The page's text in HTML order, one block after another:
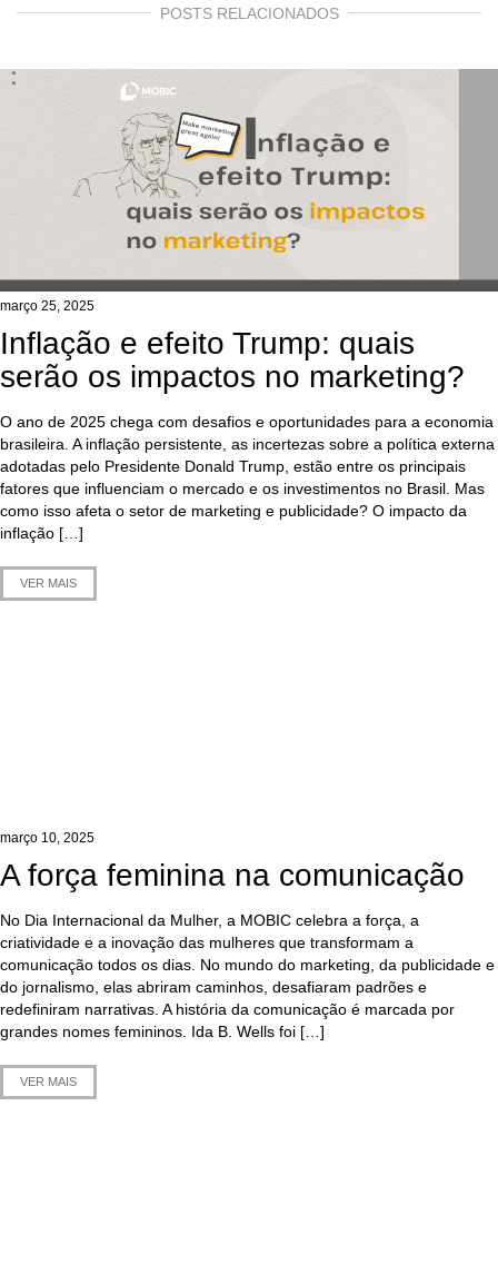
POSTS RELACIONADOS
março 25, 2025
Inflação e efeito Trump: quais
serão os impactos no marketing?
O ano de 2025 chega com desafios e oportunidades para a economia
brasileira. A inflação persistente, as incertezas sobre a política externa
adotadas pelo Presidente Donald Trump, estão entre os principais
fatores que influenciam o mercado e os investimentos no Brasil. Mas
como isso afeta o setor de marketing e publicidade? O impacto da
inflação […]
VER MAIS
março 10, 2025
A força feminina na comunicação
No Dia Internacional da Mulher, a MOBIC celebra a força, a
criatividade e a inovação das mulheres que transformam a
comunicação todos os dias. No mundo do marketing, da publicidade e
do jornalismo, elas abriram caminhos, desafiaram padrões e
redefiniram narrativas. A história da comunicação é marcada por
grandes nomes femininos. Ida B. Wells foi […]
VER MAIS